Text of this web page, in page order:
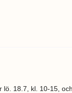
lö. 18.7, kl. 10-15,